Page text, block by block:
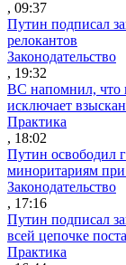
, 09:37
Путин подписал
релокантов
Законодательство
, 19:32
ВС напомнил, что
исключает
Практика
, 18:02
Путин освободил
миноритариям при
Законодательство
, 17:16
Путин подписал
всей цепочке
Практика